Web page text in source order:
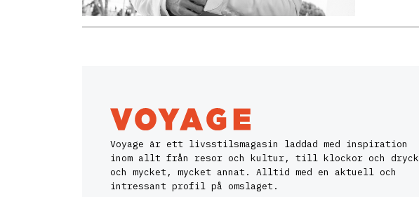
Voyage är ett livsstilsmagasin laddad med inspiration
inom allt från resor och kultur, till klockor och dryck
och mycket, mycket annat. Alltid med en aktuell och
intressant profil på omslaget.